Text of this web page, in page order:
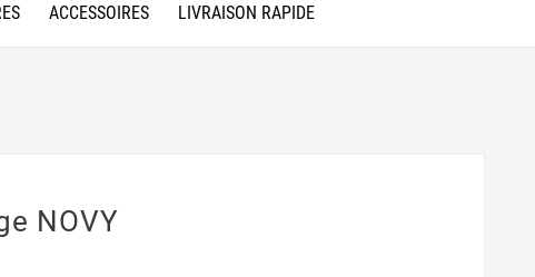
ACCESSOIRES LIVRAISON RAPIDE
NOVY